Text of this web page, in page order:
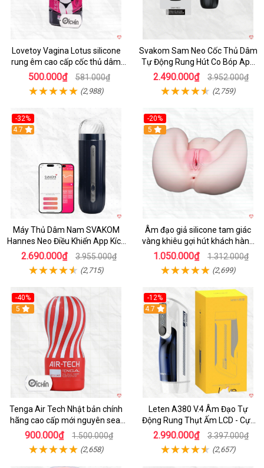
Lovetoy Vagina Lotus silicone
rung êm cao cấp cốc thủ dâm
nam
500.000₫ 581.000₫
(2,988)
Svakom Sam Neo Cốc Thủ Dâm
Tự Động Rung Hút Co Bóp App
Điều Khiển
2.490.000₫ 3.952.000₫
(2,759)
-32%
Hot
4.7
Máy Thủ Dâm Nam SVAKOM
Hannes Neo Điều Khiển App Kích
Thích
2.690.000₫ 3.955.000₫
(2,715)
-20%
Hot
5
Âm đạo giả silicone tam giác
vàng khiêu gợi hút khách hàng
nam
1.050.000₫ 1.312.000₫
(2,699)
-40%
Hot
5
Tenga Air Tech Nhật bản chính
hãng cao cấp mới nguyên seal
giá tốt
900.000₫ 1.500.000₫
(2,658)
-12%
Hot
4.7
Leten A380 V.4 Âm Đạo Tự
Động Rung Thụt Ấm LCD - Cực
Phê
2.990.000₫ 3.397.000₫
(2,657)